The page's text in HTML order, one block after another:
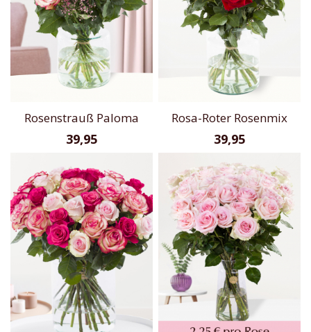
Rosenstrauß Paloma
39,95
Rosa-Roter Rosenmix
39,95